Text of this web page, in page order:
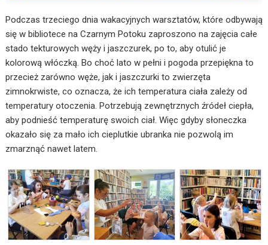
Podczas trzeciego dnia wakacyjnych warsztatów, które odbywają
się w bibliotece na Czarnym Potoku zaproszono na zajęcia całe
stado tekturowych węży i jaszczurek, po to, aby otulić je
kolorową włóczką. Bo choć lato w pełni i pogoda przepiękna to
przecież zarówno węże, jak i jaszczurki to zwierzęta
zimnokrwiste, co oznacza, że ich temperatura ciała zależy od
temperatury otoczenia. Potrzebują zewnętrznych źródeł ciepła,
aby podnieść temperaturę swoich ciał. Więc gdyby słoneczka
okazało się za mało ich cieplutkie ubranka nie pozwolą im
zmarznąć nawet latem.